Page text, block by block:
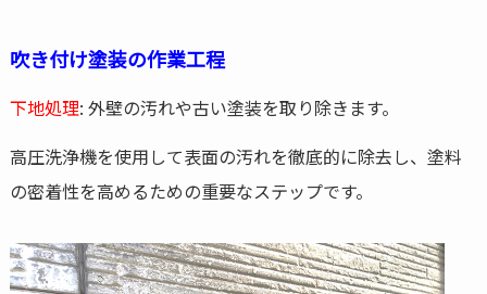
吹き付け塗装の作業工程
下地処理: 外壁の汚れや古い塗装を取り除きます。
高圧洗浄機を使用して表面の汚れを徹底的に除去し、塗料
の密着性を高めるための重要なステップです。